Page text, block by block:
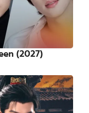
(2027)